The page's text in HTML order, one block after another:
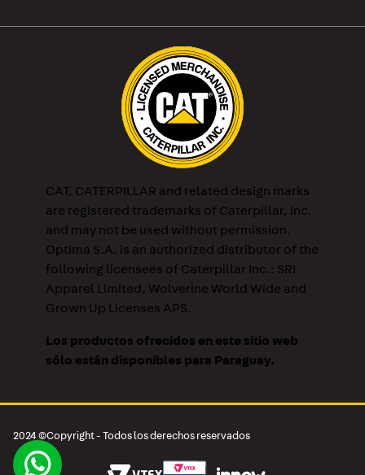
CAT, CATERPILLAR and related design marks
are registered trademarks of Caterpillar, Inc.
and may not be used without permission.
Optima S.A. is an authorized distributor of the
following licensees of Caterpillar Inc.: SRI
Apparel Limited, Wolverine World Wide and
Grown Up Licenses APS.
Los productos ofrecidos en este sitio web
sólo están disponibles para Paraguay.
2024 ©Copyright - Todos los derechos reservados